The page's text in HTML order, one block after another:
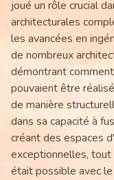
joué un rôle crucial
architecturales
les avancées en
de nombreux
démontrant
pouvaient être
de manière
dans sa capacité à
créant des espaces
exceptionnelles,
était possible avec